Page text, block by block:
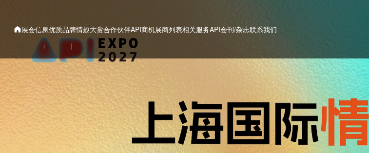
展会信息优质品牌情趣大赏合作伙伴API商机展商列表相关服务API会刊/杂志联系我们